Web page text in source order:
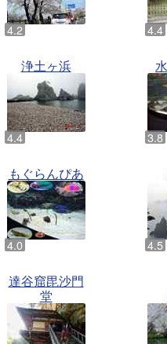
浄土ヶ浜
もぐらんぴあ
達谷窟毘沙門
堂